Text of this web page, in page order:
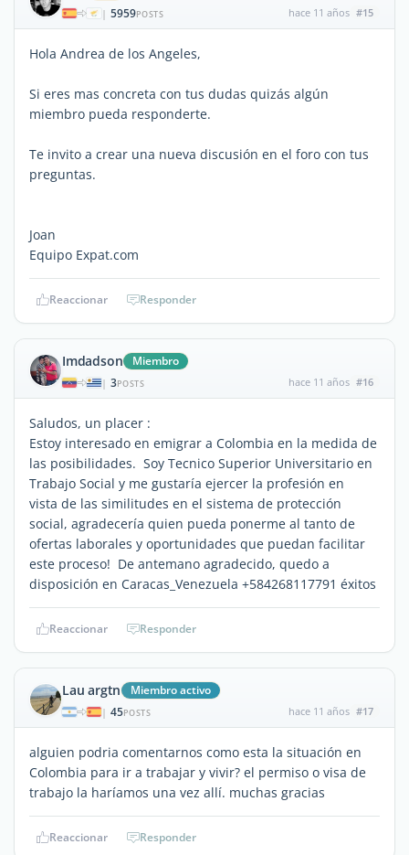
| 5959POSTS hace 11 años #15
Hola Andrea de los Angeles,
Si eres mas concreta con tus dudas quizás algún
miembro pueda responderte.
Te invito a crear una nueva discusión en el foro con tus
preguntas.
Joan
Equipo Expat.com
Reaccionar Responder
Imdadson Miembro
| 3POSTS hace 11 años #16
Saludos, un placer :
Estoy interesado en emigrar a Colombia en la medida de
las posibilidades. Soy Tecnico Superior Universitario en
Trabajo Social y me gustaría ejercer la profesión en
vista de las similitudes en el sistema de protección
social, agradecería quien pueda ponerme al tanto de
ofertas laborales y oportunidades que puedan facilitar
este proceso! De antemano agradecido, quedo a
disposición en Caracas_Venezuela +584268117791 éxitos
Reaccionar Responder
Lau argtn Miembro activo
| 45POSTS hace 11 años #17
alguien podria comentarnos como esta la situación en
Colombia para ir a trabajar y vivir? el permiso o visa de
trabajo la haríamos una vez allí. muchas gracias
Reaccionar Responder